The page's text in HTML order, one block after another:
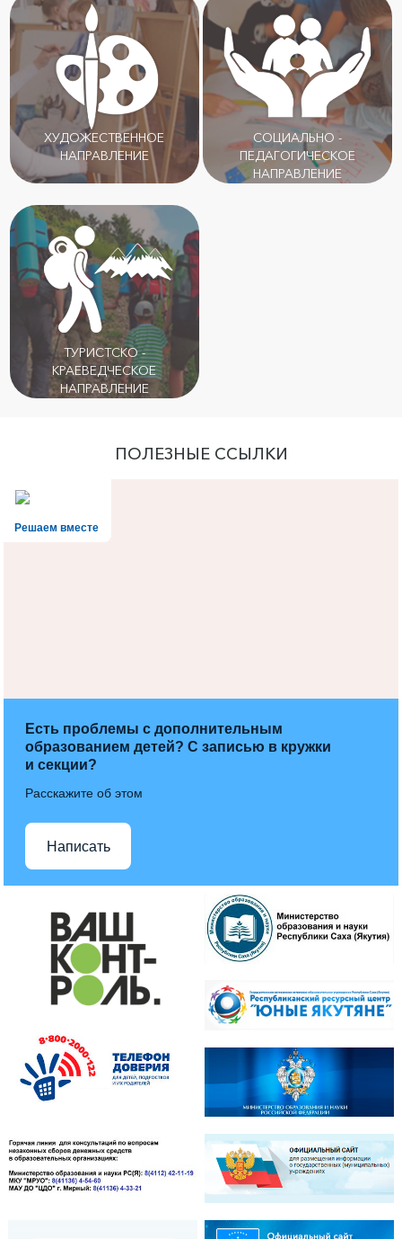
ХУДОЖЕСТВЕННОЕ
НАПРАВЛЕНИЕ
СОЦИАЛЬНО -
ПЕДАГОГИЧЕСКОЕ
НАПРАВЛЕНИЕ
ТУРИСТСКО -
КРАЕВЕДЧЕСКОЕ
НАПРАВЛЕНИЕ
ПОЛЕЗНЫЕ ССЫЛКИ
Решаем вместе
Есть проблемы с дополнительным
образованием детей? С записью в кружки
и секции?
Расскажите об этом
Написать